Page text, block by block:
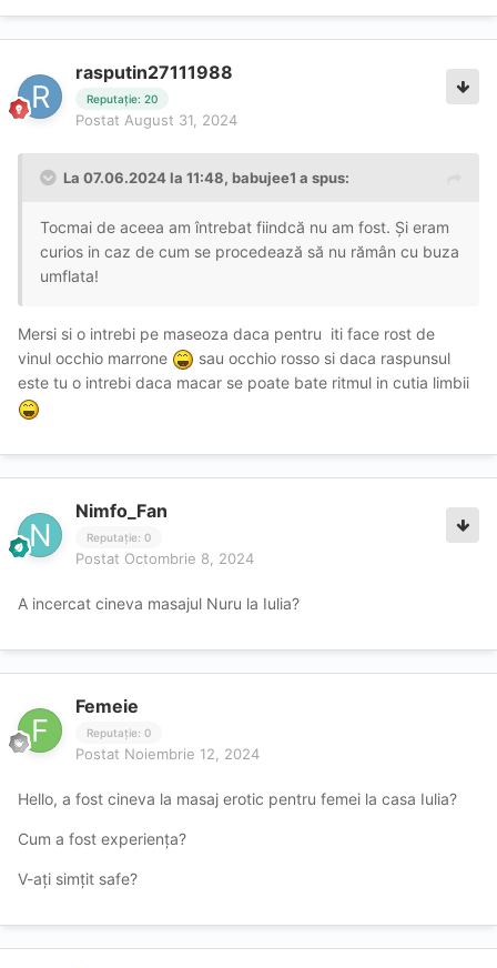
rasputin27111988
Reputație: 20
Postat August 31, 2024
La 07.06.2024 la 11:48, babujee1 a spus:
Tocmai de aceea am întrebat fiindcă nu am fost. Și eram
curios in caz de cum se procedează să nu rămân cu buza
umflata!
Mersi si o intrebi pe maseoza daca pentru iti face rost de
vinul occhio marrone
sau occhio rosso si daca raspunsul
este tu o intrebi daca macar se poate bate ritmul in cutia limbii
Nimfo_Fan
Reputație: 0
Postat Octombrie 8, 2024
A incercat cineva masajul Nuru la Iulia?
Femeie
Reputație: 0
Postat Noiembrie 12, 2024
Hello, a fost cineva la masaj erotic pentru femei la casa Iulia?
Cum a fost experiența?
V-ați simțit safe?